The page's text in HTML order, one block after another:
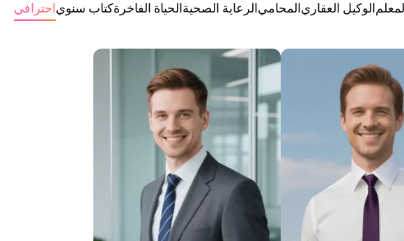
احترافيكتاب سنويالحياة الفاخرةالرعاية الصحيةالمحاميالوكيل العقاري